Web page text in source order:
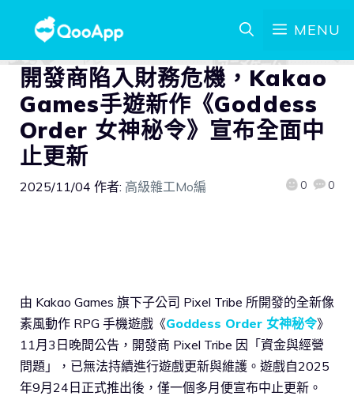
MENU
開發商陷入財務危機，Kakao
Games手遊新作《Goddess
Order 女神秘令》宣布全面中
止更新
2025/11/04 作者: 高級雜工Mo編 0 0
由 Kakao Games 旗下子公司 Pixel Tribe 所開發的全新像
素風動作 RPG 手機遊戲《Goddess Order 女神秘令》
11月3日晚間公告，開發商 Pixel Tribe 因「資金與經營
問題」，已無法持續進行遊戲更新與維護。遊戲自2025
年9月24日正式推出後，僅一個多月便宣布中止更新。